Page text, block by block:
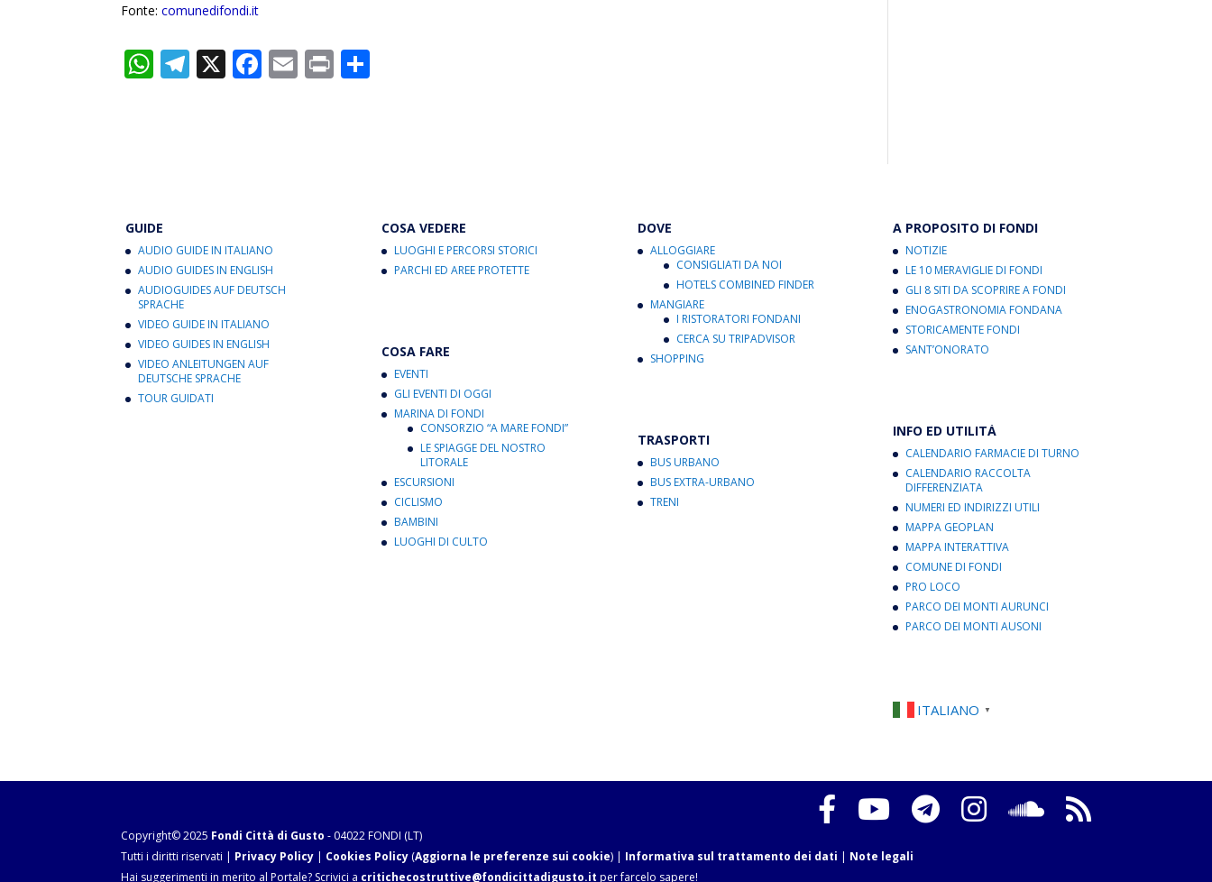
Fonte:comunedifondi.it
W
p
T X F
k
E Pr
GUIDE
AUDIO GUIDE IN ITALIANO
AUDIO GUIDES IN ENGLISH
AUDIOGUIDES AUF DEUTSCH
SPRACHE
VIDEO GUIDE IN ITALIANO
VIDEO GUIDES IN ENGLISH
VIDEO ANLEITUNGEN AUF
DEUTSCHE SPRACHE
TOUR GUIDATI
COSA VEDERE
LUOGHI E PERCORSI STORICI
PARCHI ED AREE PROTETTE
COSA FARE
EVENTI
GLI EVENTI DI OGGI
MARINA DI FONDI
CONSORZIO “A MARE FONDI”
LE SPIAGGE DEL NOSTRO
LITORALE
ESCURSIONI
CICLISMO
BAMBINI
LUOGHI DI CULTO
DOVE
ALLOGGIARE
CONSIGLIATI DA NOI
HOTELS COMBINED FINDER
MANGIARE
I RISTORATORI FONDANI
CERCA SU TRIPADVISOR
SHOPPING
TRASPORTI
BUS URBANO
BUS EXTRA-URBANO
TRENI
A PROPOSITO DI FONDI
NOTIZIE
LE 10 MERAVIGLIE DI FONDI
GLI 8 SITI DA SCOPRIRE A FONDI
ENOGASTRONOMIA FONDANA
STORICAMENTE FONDI
SANT’ONORATO
INFO ED UTILITÀ
CALENDARIO FARMACIE DI TURNO
CALENDARIO RACCOLTA
DIFFERENZIATA
NUMERI ED INDIRIZZI UTILI
MAPPA GEOPLAN
MAPPA INTERATTIVA
COMUNE DI FONDI
PRO LOCO
PARCO DEI MONTI AURUNCI
PARCO DEI MONTI AUSONI
ITALIANO ▼
Copyright© 2025 Fondi Città di Gusto - 04022 FONDI (LT)
Tutti i diritti riservati | Privacy Policy | Cookies Policy (Aggiorna le preferenze sui cookie) | Informativa sul trattamento dei dati | Note legali
Hai suggerimenti in merito al Portale? Scrivici a critichecostruttive@fondicittadigusto.it per farcelo sapere!